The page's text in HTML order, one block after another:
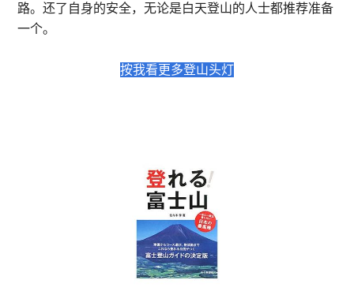
路。还了自身的安全，无论是白天登山的人士都推荐准备
一个。
按我看更多登山头灯